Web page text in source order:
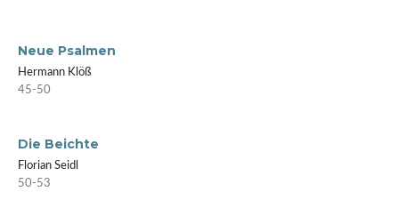
Neue Psalmen
Hermann Klöß
45-50
Die Beichte
Florian Seidl
50-53